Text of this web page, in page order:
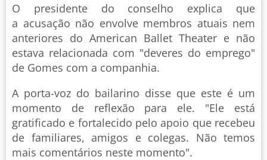
O presidente do conselho explica que
a acusação não envolve membros atuais nem
anteriores do American Ballet Theater e não
estava relacionada com "deveres do emprego"
de Gomes com a companhia.
A porta-voz do bailarino disse que este é um
momento de reflexão para ele. "Ele está
gratificado e fortalecido pelo apoio que recebeu
de familiares, amigos e colegas. Não temos
mais comentários neste momento".